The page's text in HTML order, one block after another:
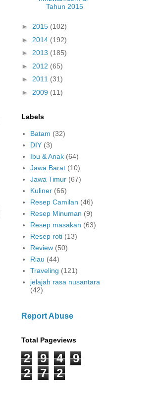
Tahun 2015
► 2015 (102)
► 2014 (192)
► 2013 (185)
► 2012 (65)
► 2011 (31)
► 2009 (11)
Labels
Batam (32)
DIY (3)
Ibu & Anak (64)
Jawa Barat (10)
Jawa Timur (67)
Kuliner (66)
Resep Camilan (46)
Resep Minuman (9)
Resep masakan (63)
Resep roti (13)
Review (50)
Riau (44)
Traveling (121)
jelajah rasa nusantara
(42)
Report Abuse
Total Pageviews
2 9 4
9
2
7 2